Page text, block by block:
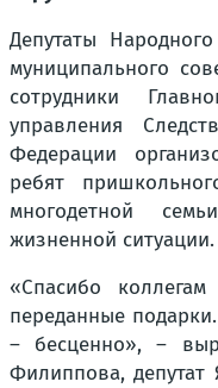
Депутаты
муниципального
сотрудники
управления
Федерации
ребят
многодетной
жизненной ситуации.
«Спасибо
переданные
– бесценно», –
Филиппова, депутат